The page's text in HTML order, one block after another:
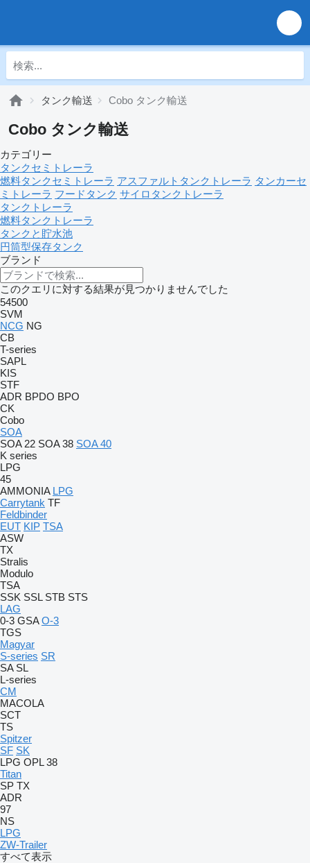
タンク輸送 Cobo タンク輸送
Cobo タンク輸送
カテゴリー
タンクセミトレーラ
燃料タンクセミトレーラ アスファルトタンクトレーラ タンカーセ
ミトレーラ フードタンク サイロタンクトレーラ
タンクトレーラ
燃料タンクトレーラ
タンクと貯水池
円筒型保存タンク
ブランド
このクエリに対する結果が見つかりませんでした
54500
SVM
NCG NG
CB
T-series
SAPL
KIS
STF
ADR BPDO BPO
CK
Cobo
SOA
SOA 22 SOA 38 SOA 40
K series
LPG
45
AMMONIA LPG
Carrytank TF
Feldbinder
EUT KIP TSA
ASW
TX
Stralis
Modulo
TSA
SSK SSL STB STS
LAG
0-3 GSA O-3
TGS
Magyar
S-series SR
SA SL
L-series
CM
MACOLA
SCT
TS
Spitzer
SF SK
LPG OPL 38
Titan
SP TX
ADR
97
NS
LPG
ZW-Trailer
すべて表示